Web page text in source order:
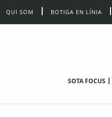
QUI SOM BOTIGA EN LÍNIA
SOTA FOCUS